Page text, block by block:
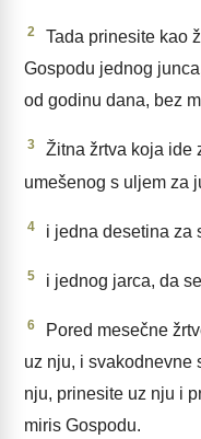
2
Tada prinesite kao
Gospodu jednog
od godinu dana, bez
3
Žitna žrtva koja ide
umešenog s uljem za
4 i jedna desetina za
5 i jednog jarca, da
6
Pored mesečne
uz nju, i svakodnevne
nju, prinesite uz nju i
miris Gospodu.